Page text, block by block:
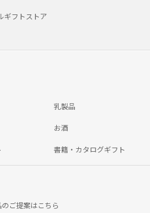
ギフトストア
乳製品
お酒
書籍・カタログギフト
ご提案はこちら